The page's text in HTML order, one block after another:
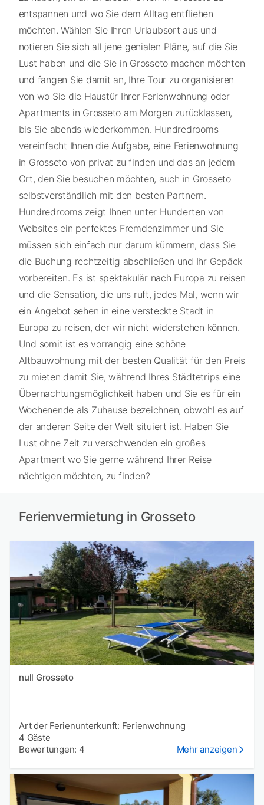
entspannen und wo Sie dem Alltag entfliehen
möchten. Wählen Sie Ihren Urlaubsort aus und
notieren Sie sich all jene genialen Pläne, auf die Sie
Lust haben und die Sie in Grosseto machen möchten
und fangen Sie damit an, Ihre Tour zu organisieren
von wo Sie die Haustür Ihrer Ferienwohnung oder
Apartments in Grosseto am Morgen zurücklassen,
bis Sie abends wiederkommen. Hundredrooms
vereinfacht Ihnen die Aufgabe, eine Ferienwohnung
in Grosseto von privat zu finden und das an jedem
Ort, den Sie besuchen möchten, auch in Grosseto
selbstverständlich mit den besten Partnern.
Hundredrooms zeigt Ihnen unter Hunderten von
Websites ein perfektes Fremdenzimmer und Sie
müssen sich einfach nur darum kümmern, dass Sie
die Buchung rechtzeitig abschließen und Ihr Gepäck
vorbereiten. Es ist spektakulär nach Europa zu reisen
und die Sensation, die uns ruft, jedes Mal, wenn wir
ein Angebot sehen in eine versteckte Stadt in
Europa zu reisen, der wir nicht widerstehen können.
Und somit ist es vorrangig eine schöne
Altbauwohnung mit der besten Qualität für den Preis
zu mieten damit Sie, während Ihres Städtetrips eine
Übernachtungsmöglichkeit haben und Sie es für ein
Wochenende als Zuhause bezeichnen, obwohl es auf
der anderen Seite der Welt situiert ist. Haben Sie
Lust ohne Zeit zu verschwenden ein großes
Apartment wo Sie gerne während Ihrer Reise
nächtigen möchten, zu finden?
Ferienvermietung in Grosseto
null Grosseto
Art der Ferienunterkunft: Ferienwohnung
4 Gäste
Bewertungen: 4
Mehr anzeigen